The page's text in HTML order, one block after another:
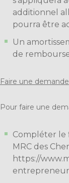
additionnel
pourra être
Un
de
Faire une demande
Pour faire une
Compléter le
MRC des
https://